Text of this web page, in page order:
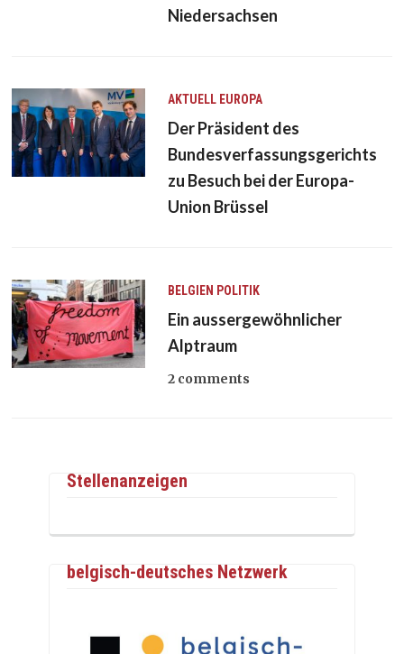
Niedersachsen
AKTUELL EUROPA
Der Präsident des
Bundesverfassungsgerichts
zu Besuch bei der Europa-
Union Brüssel
BELGIEN POLITIK
Ein aussergewöhnlicher
Alptraum
2 comments
Stellenanzeigen
belgisch-deutsches Netzwerk